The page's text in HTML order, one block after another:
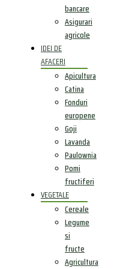
bancare
Asigurari
agricole
IDEI DE
AFACERI
Apicultura
Catina
Fonduri
europene
Goji
Lavanda
Paulownia
Pomi
fructiferi
VEGETALE
Cereale
Legume
si
fructe
Agricultura